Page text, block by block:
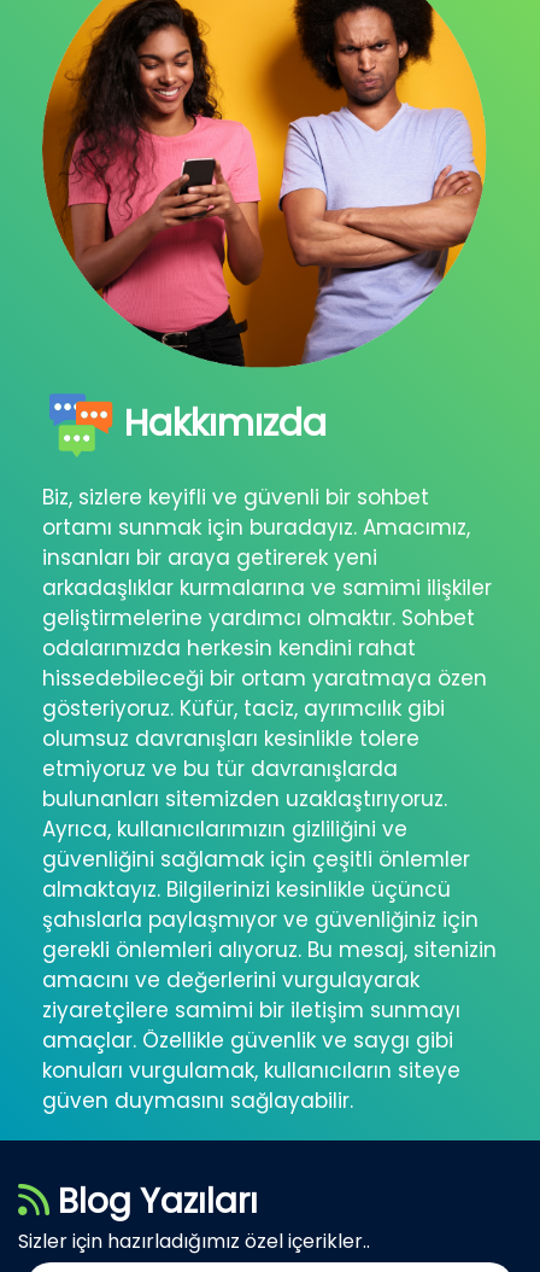
Hakkımızda
Biz, sizlere keyifli ve güvenli bir sohbet
ortamı sunmak için buradayız. Amacımız,
insanları bir araya getirerek yeni
arkadaşlıklar kurmalarına ve samimi ilişkiler
geliştirmelerine yardımcı olmaktır. Sohbet
odalarımızda herkesin kendini rahat
hissedebileceği bir ortam yaratmaya özen
gösteriyoruz. Küfür, taciz, ayrımcılık gibi
olumsuz davranışları kesinlikle tolere
etmiyoruz ve bu tür davranışlarda
bulunanları sitemizden uzaklaştırıyoruz.
Ayrıca, kullanıcılarımızın gizliliğini ve
güvenliğini sağlamak için çeşitli önlemler
almaktayız. Bilgilerinizi kesinlikle üçüncü
şahıslarla paylaşmıyor ve güvenliğiniz için
gerekli önlemleri alıyoruz. Bu mesaj, sitenizin
amacını ve değerlerini vurgulayarak
ziyaretçilere samimi bir iletişim sunmayı
amaçlar. Özellikle güvenlik ve saygı gibi
konuları vurgulamak, kullanıcıların siteye
güven duymasını sağlayabilir.
Blog Yazıları
Sizler için hazırladığımız özel içerikler..